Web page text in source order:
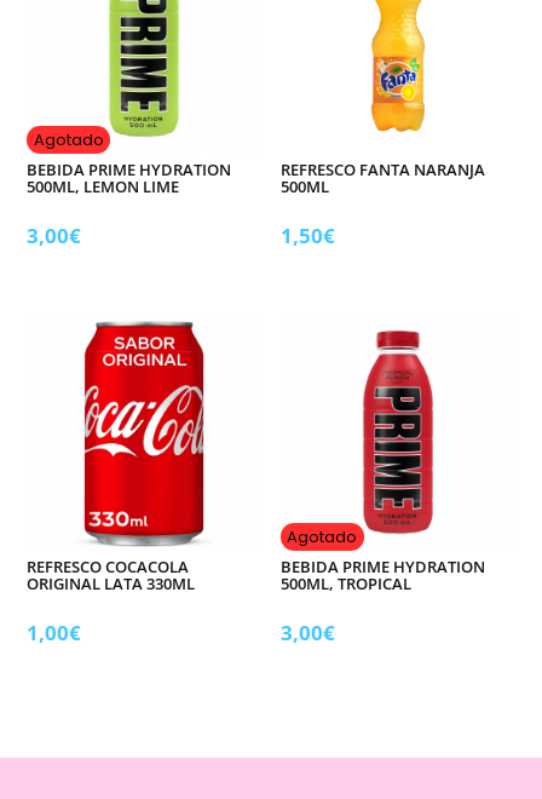
Agotado
BEBIDA PRIME HYDRATION
500ML, LEMON LIME
3,00€
REFRESCO FANTA NARANJA
500ML
1,50€
REFRESCO COCACOLA
ORIGINAL LATA 330ML
1,00€
Agotado
BEBIDA PRIME HYDRATION
500ML, TROPICAL
3,00€